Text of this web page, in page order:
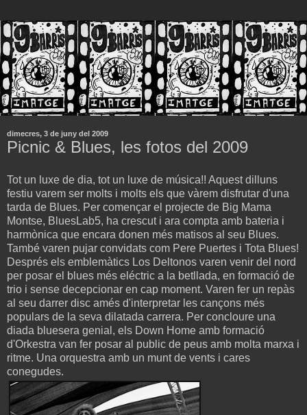
dimecres, 3 de juny del 2009
Picnic & Blues, les fotos del 2009
Tot un luxe de dia, tot un luxe de música!! Aquest dilluns
festiu varem ser molts i molts els que vàrem disfrutar d'una
tarda de Blues. Per començar el projecte de Big Mama
Montse, BluesLab5, ha crescut i ara compta amb bateria i
harmònica que encara donen més matisos al seu Blues.
També varen pujar convidats com Pere Puertes i Tota Blues!
Després els emblemàtics Los Deltonos varen venir del nord
per posar el blues més eléctric a la betllada, en formació de
trio i sense decepcionar en cap moment. Varen fer un repàs
al seu darrer disc amés d'interpretar les cançons més
populars de la seva dilatada carrera. Per concloure una
diada bluesera genial, els Down Home amb formació
d'Orkestra van fer posar al public de peus amb molta marxa i
ritme. Una orquestra amb un munt de vents i cares
conegudes.